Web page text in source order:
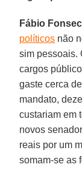
Fábio
políticos não
sim pessoais.
cargos
gaste cerca
mandato,
custariam em
novos
reais por um
somam-se as